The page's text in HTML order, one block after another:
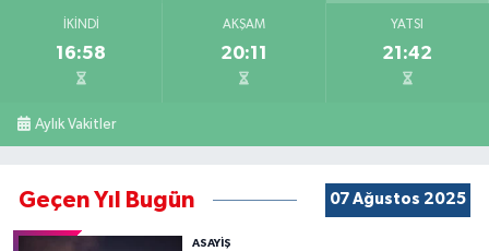
İKINDI
16:58
AKŞAM
20:11
YATSI
21:42
Aylık Vakitler
Geçen Yıl Bugün 07 Ağustos 2025
ASAYİŞ